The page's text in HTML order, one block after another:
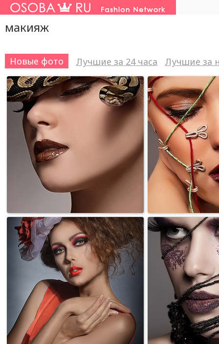
макияж
Новые фото Лучшие за 24 часа Лучшие за